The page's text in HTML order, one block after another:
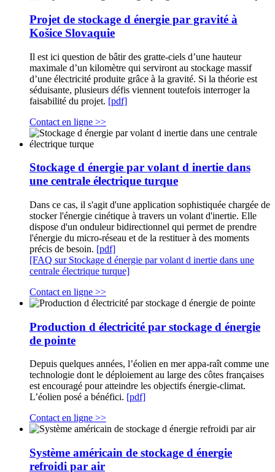
Projet de stockage d énergie par gravité à
Košice Slovaquie
Il est ici question de bâtir des gratte-ciels d’une hauteur
maximale d’un kilomètre qui serviront au stockage massif
d’une électricité produite grâce à la gravité. Si la théorie est
séduisante, plusieurs défis viennent toutefois interroger la
faisabilité du projet. [pdf]
Contact en ligne >>
Stockage d énergie par volant d inertie dans
une centrale électrique turque
Dans ce cas, il s'agit d'une application sophistiquée chargée de
stocker l'énergie cinétique à travers un volant d'inertie. Elle
dispose d'un onduleur bidirectionnel qui permet de prendre
l'énergie du micro-réseau et de la restituer à des moments
précis de besoin. [pdf]
[FAQ sur Stockage d énergie par volant d inertie dans une
centrale électrique turque]
Contact en ligne >>
Production d électricité par stockage d énergie
de pointe
Depuis quelques années, l’éolien en mer appa-raît comme une
technologie dont le déploiement au large des côtes françaises
est encouragé pour atteindre les objectifs énergie-climat.
L’éolien posé a bénéfici. [pdf]
Contact en ligne >>
Système américain de stockage d énergie
refroidi par air